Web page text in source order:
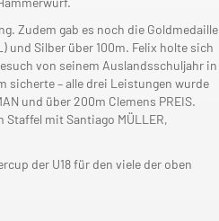
Zudem gab es noch die Goldmedaille
und Silber über 100m. Felix holte sich
von seinem Auslandsschuljahr in
sicherte – alle drei Leistungen wurde
und über 200m Clemens PREIS.
mit Santiago MÜLLER,
der U18 für den viele der oben